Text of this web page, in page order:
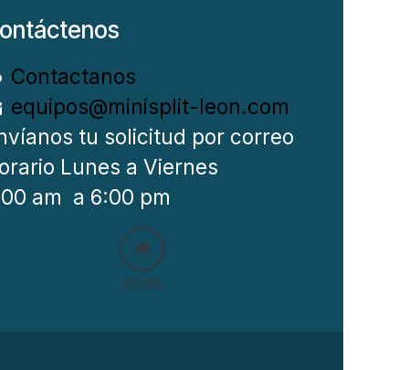
Contactanos
equipos@minisplit-leon.com
tu solicitud por correo
Lunes a Viernes
am a 6:00 pm
Inicio